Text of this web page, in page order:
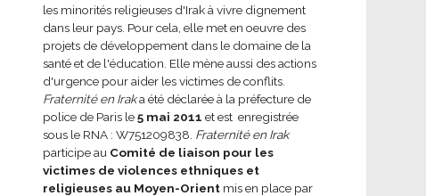
les minorités religieuses d'Irak à vivre dignement
dans leur pays. Pour cela, elle met en oeuvre des
projets de développement dans le domaine de la
santé et de l'éducation. Elle mène aussi des actions
d'urgence pour aider les victimes de conflits.
Fraternité en Iraka été déclarée à la préfecture de
police de Paris le5 mai 2011 et est enregistrée
sous le RNA : W751209838. Fraternité en Irak
participe au Comité de liaison pour les
victimes de violences ethniques et
religieuses au Moyen-Orientmis en place par